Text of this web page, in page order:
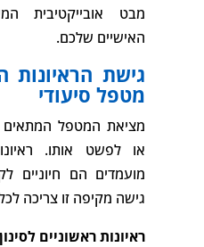
מבט אובייקטיבית
האישיים שלכם.
גישת הראיונות
מטפל סיעודי
מציאת המטפל המתאים
או לפשט אותו.
מועמדים הם חיוניים
גישה מקיפה זו צריכה
ראיונות ראשוניים לסינון